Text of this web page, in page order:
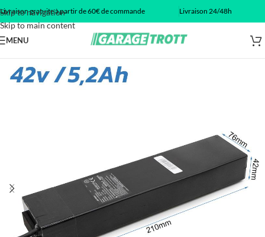
Skip to navigation
Skip to main content
Livraison gratuite à partir de 60€ de commande Livraison 24/48h
MENU